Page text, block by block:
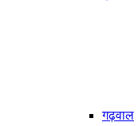
गढ़वाल